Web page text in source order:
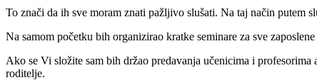
To znači da ih sve moram znati pažljivo slušati. Na taj način putem
Na samom početku bih organizirao kratke seminare za sve
Ako se Vi složite sam bih držao predavanja učenicima i profesorima
roditelje.